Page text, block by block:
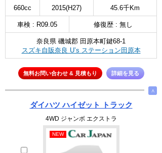
660cc 2015(H27) 45.6千Km
車検 : R09.05 修復歴 : 無し
奈良県 磯城郡 田原本町鍵68-1
スズキ自販奈良 U’s ステーション田原本
無料お問い合わせ & 見積もり 詳細を見る
∧
ダイハツ ハイゼット トラック
4WD ジャンボ エクストラ
NEW